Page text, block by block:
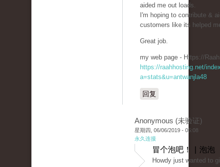
aided me out loads.
I'm hoping to contribute &
customers like its helped
Great job.
my web page - Https://
https://raahhosting.net/
a=stats&u=antwanjla48
回复
Anonymous (未验证)
星期四, 06/06/2019 - 05:08
永久连接
冒个泡吧！ | 泡泡
Howdy just wanted to